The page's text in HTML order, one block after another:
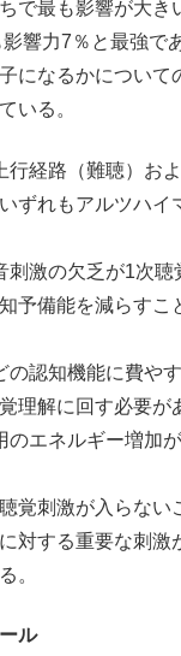
で最も影響が大き
響力7％と最強で
になるかについて
いる。
行経路（難聴）お
ずれもアルツハイ
刺激の欠乏が1次
予備能を減らすこ
の認知機能に費や
理解に回す必要が
のエネルギー増加
覚刺激が入らない
対する重要な刺激
。
ル